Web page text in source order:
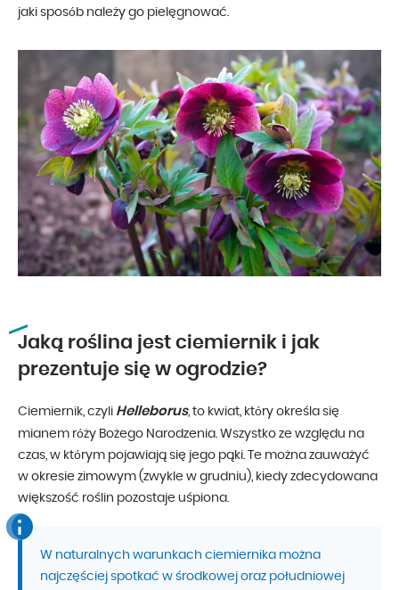
jaki sposób należy go pielęgnować.
Jaką roślina jest ciemiernik i jak
prezentuje się w ogrodzie?
Ciemiernik, czyli Helleborus, to kwiat, który określa się
mianem róży Bożego Narodzenia. Wszystko ze względu na
czas, w którym pojawiają się jego pąki. Te można zauważyć
w okresie zimowym (zwykle w grudniu), kiedy zdecydowana
większość roślin pozostaje uśpiona.
W naturalnych warunkach ciemiernika można
najczęściej spotkać w środkowej oraz południowej